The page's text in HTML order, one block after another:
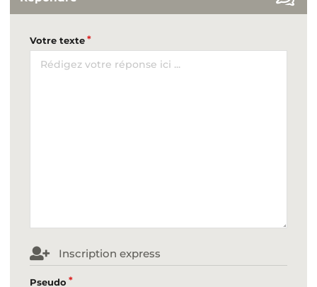
Votre texte
Inscription express
Pseudo